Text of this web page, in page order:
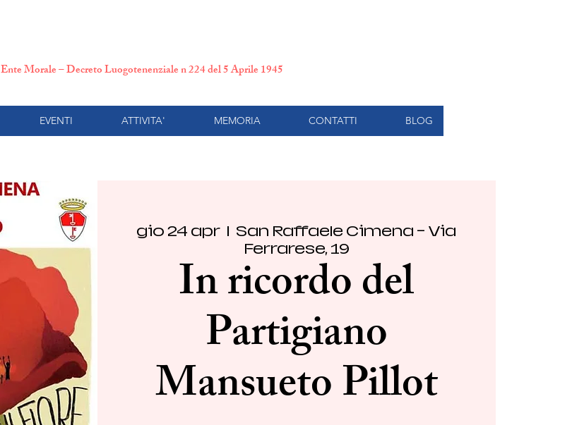
Ente Morale – Decreto Luogotenenziale n 224 del 5 Aprile 1945
EVENTI ATTIVITA' MEMORIA CONTATTI BLOG
gio 24 apr
  |
San Raffaele Cimena - Via
Ferrarese, 19
In ricordo del
Partigiano
Mansueto Pillot